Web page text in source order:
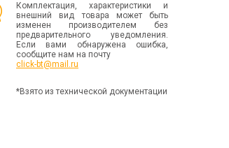
Комплектация, характеристики и
внешний вид товара может быть
изменен производителем без
предварительного уведомления.
Если вами обнаружена ошибка,
сообщите нам на почту
click-bt@mail.ru
*Взято из технической документации